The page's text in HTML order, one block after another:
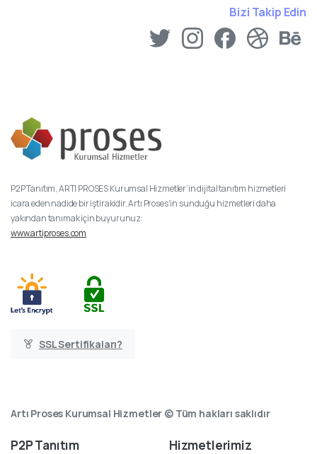
Bizi Takip Edin
P2P Tanıtım, ARTI PROSES Kurumsal Hizmetler’in dijital tanıtım hizmetleri
icara eden nadide bir iştirakidir. Artı Proses’in sunduğu hizmetleri daha
yakından tanımak için buyurunuz:
www.artiproses.com
SSL Sertifikaları?
Artı Proses Kurumsal Hizmetler © Tüm hakları saklıdır
P2PTanıtım Hizmetlerimiz